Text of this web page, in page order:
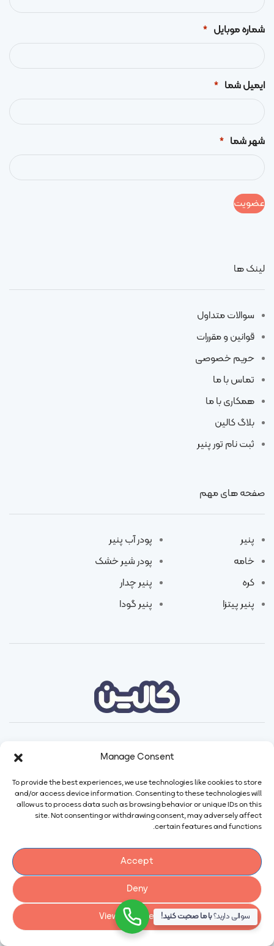
Manage Consent
To provide the best experiences, we use technologies like cookies to store
and/or access device information. Consenting to these technologies will
allow us to process data such as browsing behavior or unique IDs on this
site. Not consenting or withdrawing consent, may adversely affect
certain features and functions.
Accept
Deny
View preferences
شماره موبایل *
ایمیل شما *
شهر شما *
لینک ها
سوالات متداول
قوانین و مقررات
حریم خصوصی
تماس با ما
همکاری با ما
بلاگ کالین
ثبت نام تور پنیر
صفحه های مهم
پنیر
خامه
کره
پنیر پیتزا
پودر آب پنیر
پودر شیر خشک
پنیر چدار
پنیر گودا
ایمیل:info@calindairy.com
شماره تماس:۶۷۱۵۲ (۰۲۱)
شماره فکس:۶۵۴۳۹۴۸۷ (۰۲۱)
سوالی دارید؟با ما صحبت کنید!